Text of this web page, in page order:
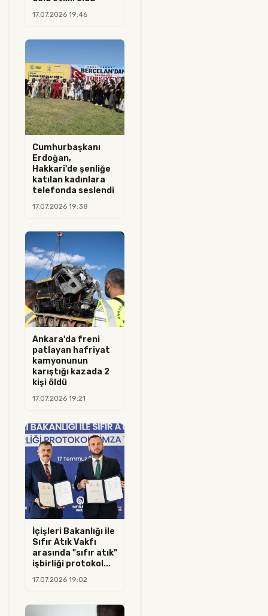
17.07.2026 19:46
Cumhurbaşkanı
Erdoğan,
Hakkari'de şenliğe
katılan kadınlara
telefonda seslendi
17.07.2026 19:38
Ankara'da freni
patlayan hafriyat
kamyonunun
karıştığı kazada 2
kişi öldü
17.07.2026 19:21
İçişleri Bakanlığı ile
Sıfır Atık Vakfı
arasında "sıfır atık"
işbirliği protokol...
17.07.2026 19:02